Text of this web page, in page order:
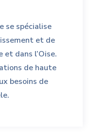
se spécialise
et de
et dans l’Oise.
de haute
besoins de